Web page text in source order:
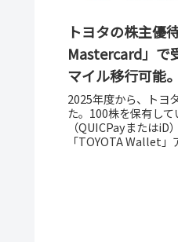
トヨタの株主優
Mastercard」で
マイル移行可能。
2025年度から、トヨ
た。100株を保有し
（QUICPayまたはiD
「TOYOTA Wallet